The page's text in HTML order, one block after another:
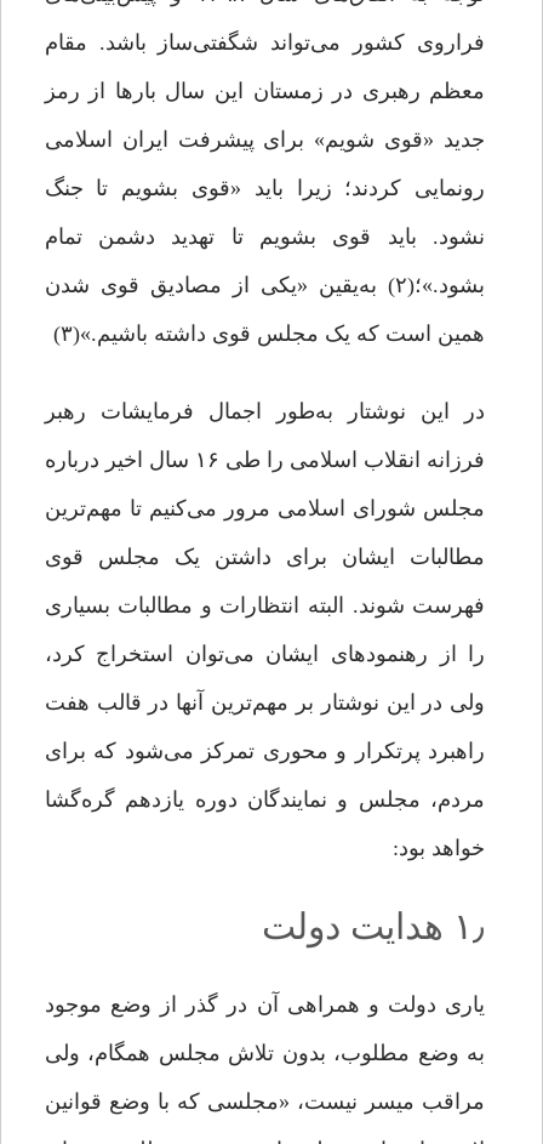
فراروی کشور می‌تواند شگفتی‌ساز باشد. مقام
معظم رهبری در زمستان این سال بارها از رمز
جدید «قوی شویم» برای پیشرفت ایران اسلامی
رونمایی کردند؛ زیرا باید «قوی بشویم تا جنگ
نشود. باید قوی بشویم تا تهدید دشمن تمام
بشود.»؛(۲) به‌یقین «یکی از مصادیق قوی شدن
همین است که یک مجلس قوی داشته باشیم.»(۳)
در این نوشتار به‌طور اجمال فرمایشات رهبر
فرزانه انقلاب اسلامی را طی ۱۶ سال اخیر درباره
مجلس شورای اسلامی مرور می‌کنیم تا مهم‌ترین
مطالبات ایشان برای داشتن یک مجلس قوی
فهرست شوند. البته انتظارات و مطالبات بسیاری
را از رهنمودهای ایشان می‌توان استخراج کرد،
ولی در این نوشتار بر مهم‌ترین آنها در قالب هفت
راهبرد پرتکرار و محوری تمرکز می‌شود که برای
مردم، مجلس و نمایندگان دوره یازدهم گره‌گشا
خواهد بود:
۱٫ هدایت دولت
یاری دولت و همراهی آن در گذر از وضع موجود
به وضع مطلوب، بدون تلاش مجلس همگام، ولی
مراقب میسر نیست، «مجلسی که با وضع قوانین